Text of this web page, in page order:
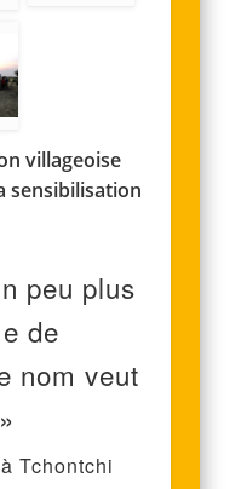
villageoise
sensibilisation
peu plus
de
nom veut
Tchontchi